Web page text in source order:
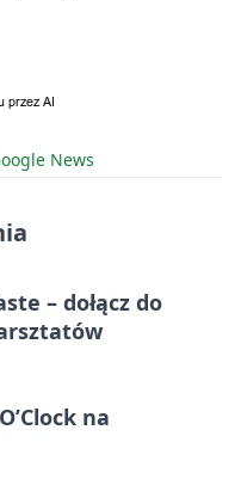
News
– dołącz do
na